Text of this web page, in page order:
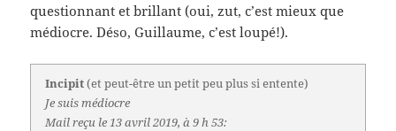
questionnant et brillant (oui, zut, c’est mieux que
médiocre. Déso, Guillaume, c’est loupé!).
Incipit(et peut-être un petit peu plus si entente)
Je suis médiocre
Mail reçu le 13 avril 2019, à 9 h 53: